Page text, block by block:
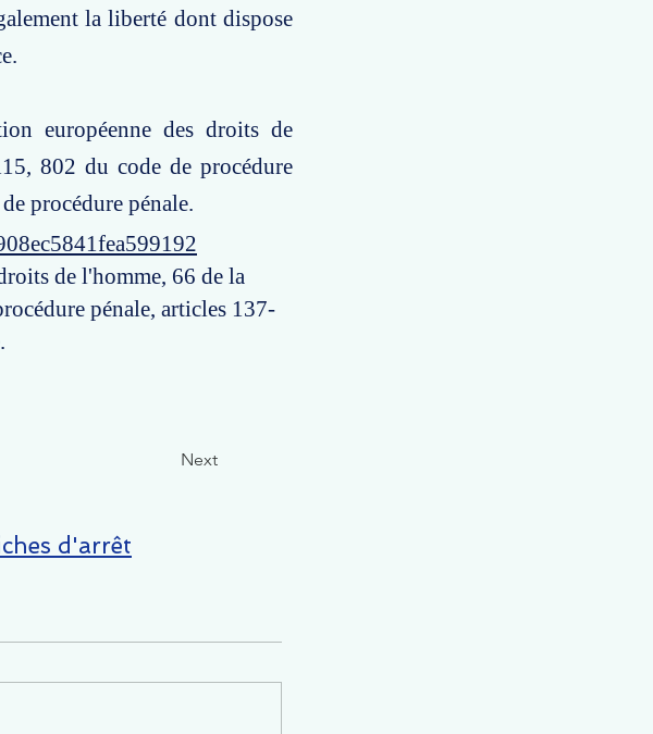
la liberté dont dispose
européenne des droits de
802 du code de procédure
procédure pénale.
de l'homme, 66 de la
pénale, articles 137-
Next
d'arrêt